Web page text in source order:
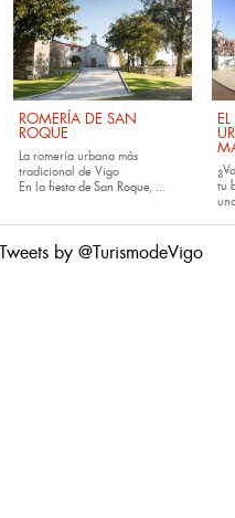
ROMERÍA DE SAN
ROQUE
La romería urbana más
tradicional de Vigo
En la fiesta de San Roque, ...
tu
Tweets by @TurismodeVigo